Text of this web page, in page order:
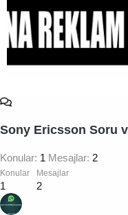
Sony Ericsson Soru
Konular 1 Mesajlar 2
Konular
1
Mesajlar
2